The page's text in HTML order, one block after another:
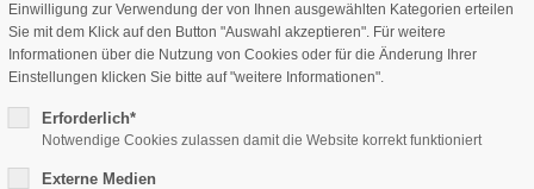
Einwilligung zur Verwendung der von Ihnen ausgewählten Kategorien erteilen
Sie mit dem Klick auf den Button "Auswahl akzeptieren". Für weitere
Informationen über die Nutzung von Cookies oder für die Änderung Ihrer
Einstellungen klicken Sie bitte auf "weitere Informationen".
Erforderlich*
Notwendige Cookies zulassen damit die Website korrekt funktioniert
Externe Medien